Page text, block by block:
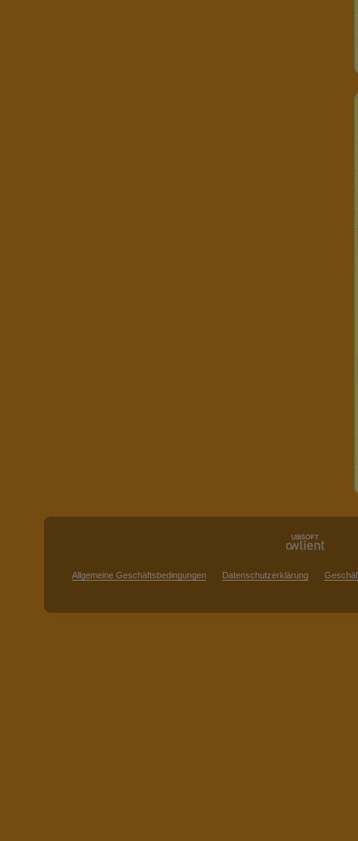
Allgemeine Geschäftsbedingungen Datenschutzerklärung